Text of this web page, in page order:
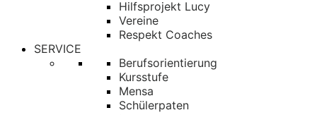
Hilfsprojekt Lucy
Vereine
Respekt Coaches
SERVICE
Berufsorientierung
Kursstufe
Mensa
Schülerpaten